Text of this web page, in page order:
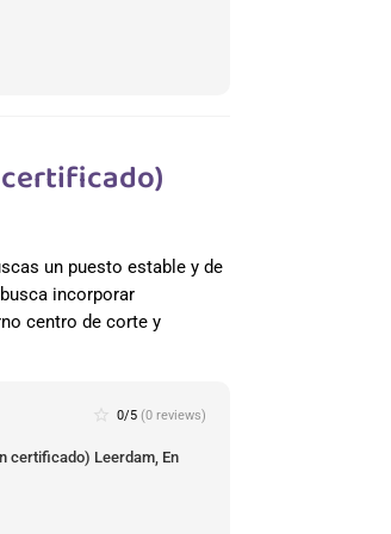
un puesto estable y de
incorporar
centro de corte y
star_border 0/5 (0 reviews)
certificado) Leerdam, En